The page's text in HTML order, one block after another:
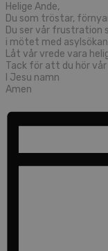
Helige Ande,
Du som tröstar,
Du ser vår frustration
i mötet med
Låt vår vrede vara
Tack för att du hör vår
I Jesu namn
Amen